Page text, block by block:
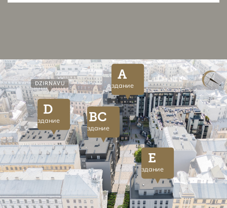
A
здание
BC
здание
D
здание
E
здание